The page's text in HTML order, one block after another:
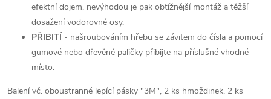
efektní dojem, nevýhodou je pak obtížnější montáž a těžší
dosažení vodorovné osy.
PŘIBITÍ - našroubováním hřebu se závitem do čísla a pomocí
gumové nebo dřevěné paličky přibijte na příslušné vhodné
místo.
Balení vč. oboustranné lepící pásky "3M", 2 ks hmoždinek, 2 ks